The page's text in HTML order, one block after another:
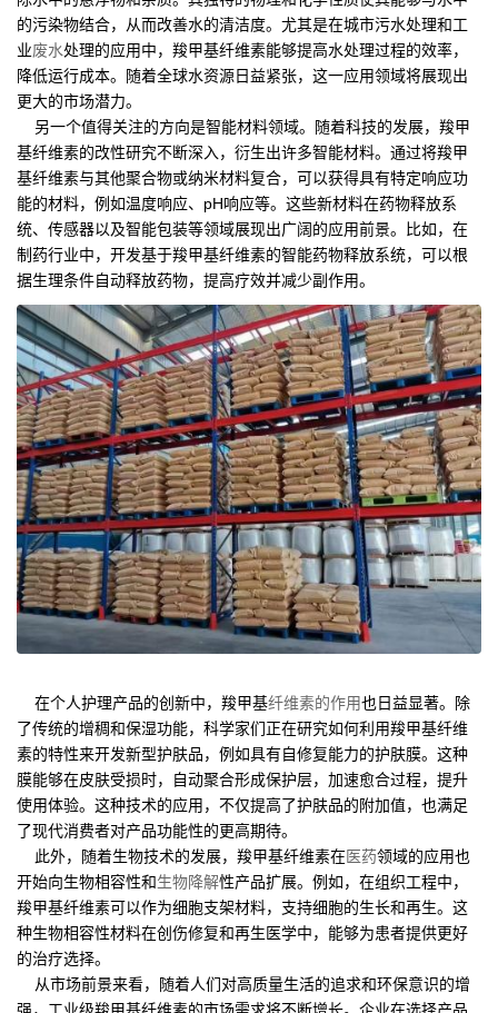
的污染物结合，从而改善水的清洁度。尤其是在城市污水处理和工
业废水处理的应用中，羧甲基纤维素能够提高水处理过程的效率，
降低运行成本。随着全球水资源日益紧张，这一应用领域将展现出
更大的市场潜力。
另一个值得关注的方向是智能材料领域。随着科技的发展，羧甲
基纤维素的改性研究不断深入，衍生出许多智能材料。通过将羧甲
基纤维素与其他聚合物或纳米材料复合，可以获得具有特定响应功
能的材料，例如温度响应、pH响应等。这些新材料在药物释放系
统、传感器以及智能包装等领域展现出广阔的应用前景。比如，在
制药行业中，开发基于羧甲基纤维素的智能药物释放系统，可以根
据生理条件自动释放药物，提高疗效并减少副作用。
在个人护理产品的创新中，羧甲基纤维素的作用也日益显著。除
了传统的增稠和保湿功能，科学家们正在研究如何利用羧甲基纤维
素的特性来开发新型护肤品，例如具有自修复能力的护肤膜。这种
膜能够在皮肤受损时，自动聚合形成保护层，加速愈合过程，提升
使用体验。这种技术的应用，不仅提高了护肤品的附加值，也满足
了现代消费者对产品功能性的更高期待。
此外，随着生物技术的发展，羧甲基纤维素在医药领域的应用也
开始向生物相容性和生物降解性产品扩展。例如，在组织工程中，
羧甲基纤维素可以作为细胞支架材料，支持细胞的生长和再生。这
种生物相容性材料在创伤修复和再生医学中，能够为患者提供更好
的治疗选择。
从市场前景来看，随着人们对高质量生活的追求和环保意识的增
强，工业级羧甲基纤维素的市场需求将不断增长。企业在选择产品